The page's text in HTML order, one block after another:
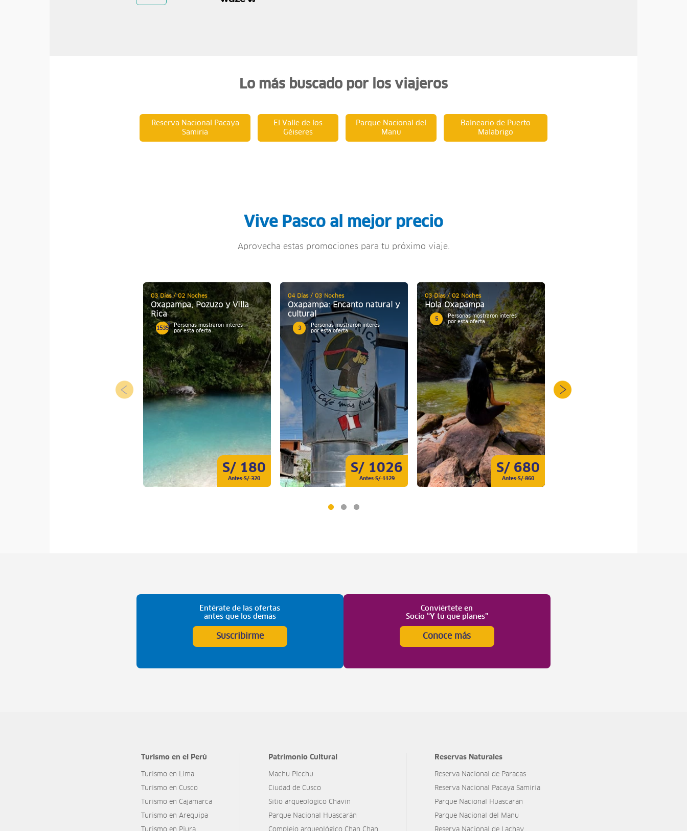
Lo más buscado por los viajeros
Reserva Nacional Pacaya
Samiria
El Valle de los
Géiseres
Parque Nacional del
Manu
Balneario de Puerto
Malabrigo
Vive Pasco al mejor precio
Aprovecha estas promociones para tu próximo viaje.
S/ 180
Antes S/ 320
03 Días / 02 Noches
Oxapampa, Pozuzo y Villa
Rica
1535
Personas mostraron interés
por esta oferta
S/ 1026
Antes S/ 1129
04 Días / 03 Noches
Oxapampa: Encanto natural y
cultural
3
Personas mostraron interés
por esta oferta
S/ 680
Antes S/ 860
03 Días / 02 Noches
Hola Oxapampa
5
Personas mostraron interés
por esta oferta
Entérate de las ofertas
antes que los demás
Suscribirme
Conviértete en
Socio “Y tú qué planes”
Conoce más
Turismo en el Perú
Turismo en Lima
Turismo en Cusco
Turismo en Cajamarca
Turismo en Arequipa
Patrimonio Cultural
Machu Picchu
Ciudad de Cusco
Sitio arqueológico Chavín
Parque Nacional Huascarán
Reservas Naturales
Reserva Nacional de Paracas
Reserva Nacional Pacaya Samiria
Parque Nacional Huascarán
Parque Nacional del Manu